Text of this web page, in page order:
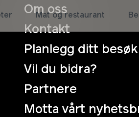
Om oss
Kontakt
Planlegg ditt besøk
Vil du bidra?
Partnere
Motta vårt
Mat og restaurant